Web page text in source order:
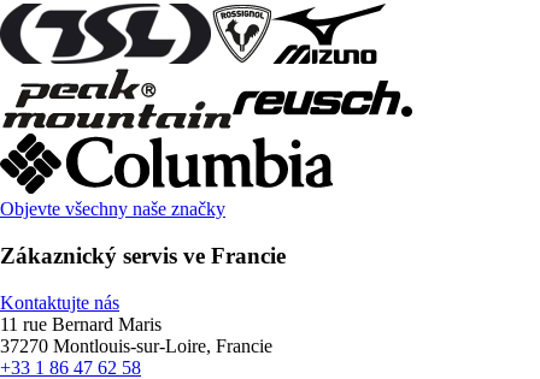
Objevte všechny naše značky
Zákaznický servis ve Francie
Kontaktujte nás
11 rue Bernard Maris
37270 Montlouis-sur-Loire, Francie
+33 1 86 47 62 58